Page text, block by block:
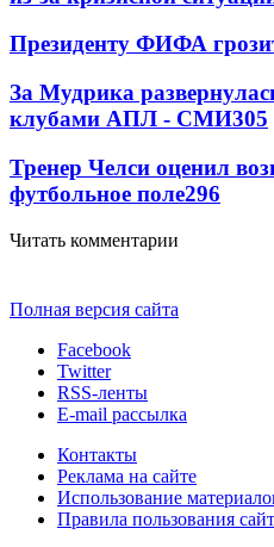
Президенту ФИФА
За Мудрика
клубами АПЛ - СМИ305
Тренер Челси оценил
футбольное поле296
Читать комментарии
Полная версия сайта
Facebook
Twitter
RSS-ленты
E-mail рассылка
Контакты
Реклама на сайте
Использование
Правила пользования